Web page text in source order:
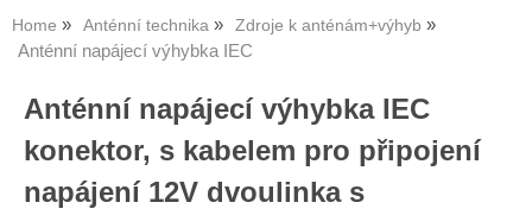
Home Anténní technika Zdroje k anténám+výhyb
Anténní napájecí výhybka IEC
Anténní napájecí výhybka IEC
konektor, s kabelem pro připojení
napájení 12V dvoulinka s